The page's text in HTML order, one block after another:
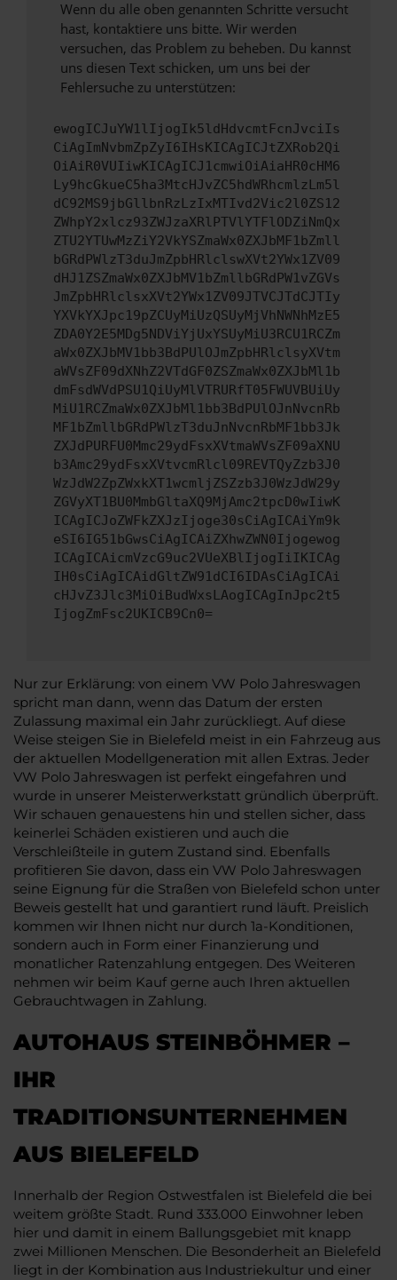
Wenn du alle oben genannten Schritte versucht
hast, kontaktiere uns bitte. Wir werden
versuchen, das Problem zu beheben. Du kannst
uns diesen Text schicken, um uns bei der
Fehlersuche zu unterstützen:
ewogICJuYW1lIjogIk5ldHdvcmtFcnJvciIs
CiAgImNvbmZpZyI6IHsKICAgICJtZXRob2Qi
OiAiR0VUIiwKICAgICJ1cmwiOiAiaHR0cHM6
Ly9hcGkueC5ha3MtcHJvZC5hdWRhcmlzLm5l
dC92MS9jbGllbnRzLzIxMTIvd2Vic2l0ZS12
ZWhpY2xlcz93ZWJzaXRlPTVlYTFlODZiNmQx
ZTU2YTUwMzZiY2VkYSZmaWx0ZXJbMF1bZmll
bGRdPWlzT3duJmZpbHRlclswXVt2YWx1ZV09
dHJ1ZSZmaWx0ZXJbMV1bZmllbGRdPW1vZGVs
JmZpbHRlclsxXVt2YWx1ZV09JTVCJTdCJTIy
YXVkYXJpc19pZCUyMiUzQSUyMjVhNWNhMzE5
ZDA0Y2E5MDg5NDViYjUxYSUyMiU3RCU1RCZm
aWx0ZXJbMV1bb3BdPUlOJmZpbHRlclsyXVtm
aWVsZF09dXNhZ2VTdGF0ZSZmaWx0ZXJbMl1b
dmFsdWVdPSU1QiUyMlVTRURfT05FWUVBUiUy
MiU1RCZmaWx0ZXJbMl1bb3BdPUlOJnNvcnRb
MF1bZmllbGRdPWlzT3duJnNvcnRbMF1bb3Jk
ZXJdPURFU0Mmc29ydFsxXVtmaWVsZF09aXNU
b3Amc29ydFsxXVtvcmRlcl09REVTQyZzb3J0
WzJdW2ZpZWxkXT1wcmljZSZzb3J0WzJdW29y
ZGVyXT1BU0MmbGltaXQ9MjAmc2tpcD0wIiwK
ICAgICJoZWFkZXJzIjoge30sCiAgICAiYm9k
eSI6IG51bGwsCiAgICAiZXhwZWN0Ijogewog
ICAgICAicmVzcG9uc2VUeXBlIjogIiIKICAg
IH0sCiAgICAidGltZW91dCI6IDAsCiAgICAi
cHJvZ3Jlc3MiOiBudWxsLAogICAgInJpc2t5
IjogZmFsc2UKICB9Cn0=
Nur zur Erklärung: von einem VW Polo Jahreswagen
spricht man dann, wenn das Datum der ersten
Zulassung maximal ein Jahr zurückliegt. Auf diese
Weise steigen Sie in Bielefeld meist in ein Fahrzeug aus
der aktuellen Modellgeneration mit allen Extras. Jeder
VW Polo Jahreswagen ist perfekt eingefahren und
wurde in unserer Meisterwerkstatt gründlich überprüft.
Wir schauen genauestens hin und stellen sicher, dass
keinerlei Schäden existieren und auch die
Verschleißteile in gutem Zustand sind. Ebenfalls
profitieren Sie davon, dass ein VW Polo Jahreswagen
seine Eignung für die Straßen von Bielefeld schon unter
Beweis gestellt hat und garantiert rund läuft. Preislich
kommen wir Ihnen nicht nur durch 1a-Konditionen,
sondern auch in Form einer Finanzierung und
monatlicher Ratenzahlung entgegen. Des Weiteren
nehmen wir beim Kauf gerne auch Ihren aktuellen
Gebrauchtwagen in Zahlung.
AUTOHAUS STEINBÖHMER –
IHR
TRADITIONSUNTERNEHMEN
AUS BIELEFELD
Innerhalb der Region Ostwestfalen ist Bielefeld die bei
weitem größte Stadt. Rund 333.000 Einwohner leben
hier und damit in einem Ballungsgebiet mit knapp
zwei Millionen Menschen. Die Besonderheit an Bielefeld
liegt in der Kombination aus Industriekultur und einer